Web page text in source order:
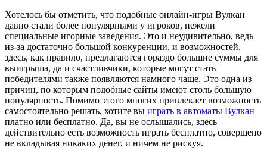
Хотелось бы отметить, что подобные онлайн-игры Вулкан
давно стали более популярными у игроков, нежели
специальные игорные заведения. Это и неудивительно, ведь
из-за достаточно большой конкуренции, и возможностей,
здесь, как правило, предлагаются гораздо большие суммы для
выигрыша, да и счастливчики, которые могут стать
победителями также появляются намного чаще. Это одна из
причин, по которым подобные сайты имеют столь большую
популярность. Помимо этого многих привлекает возможность
самостоятельно решать, хотите вы играть в автоматы Вулкан
платно или бесплатно. Да, вы не ослышались, здесь
действительно есть возможность играть бесплатно, совершено
не вкладывая никаких денег, и ничем не рискуя.